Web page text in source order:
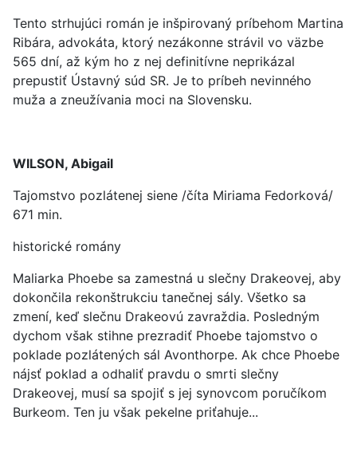
Tento strhujúci román je inšpirovaný príbehom Martina
Ribára, advokáta, ktorý nezákonne strávil vo väzbe
565 dní, až kým ho z nej definitívne neprikázal
prepustiť Ústavný súd SR. Je to príbeh nevinného
muža a zneužívania moci na Slovensku.
WILSON, Abigail
Tajomstvo pozlátenej siene /číta Miriama Fedorková/
671 min.
historické romány
Maliarka Phoebe sa zamestná u slečny Drakeovej, aby
dokončila rekonštrukciu tanečnej sály. Všetko sa
zmení, keď slečnu Drakeovú zavraždia. Posledným
dychom však stihne prezradiť Phoebe tajomstvo o
poklade pozlátených sál Avonthorpe. Ak chce Phoebe
nájsť poklad a odhaliť pravdu o smrti slečny
Drakeovej, musí sa spojiť s jej synovcom poručíkom
Burkeom. Ten ju však pekelne priťahuje...